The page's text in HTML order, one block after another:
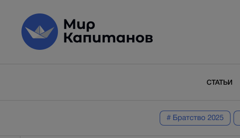
СТАТЬИ
# Братство 2025